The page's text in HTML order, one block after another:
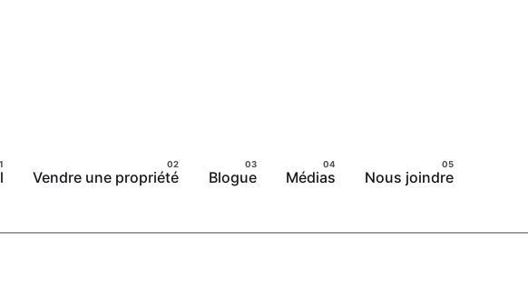
Vendre une propriété Blogue Médias Nous joindre